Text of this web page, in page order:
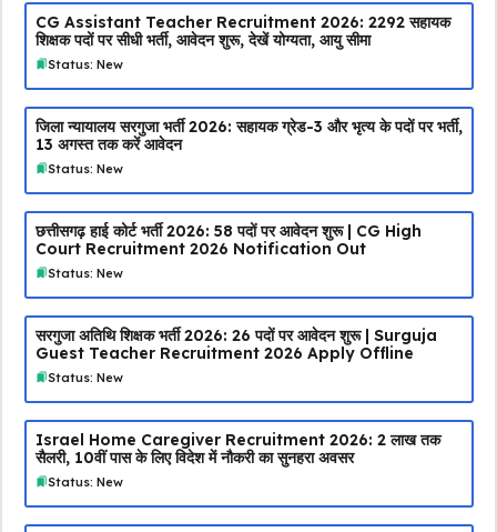
CG Assistant Teacher Recruitment 2026: 2292 सहायक
शिक्षक पदों पर सीधी भर्ती, आवेदन शुरू, देखें योग्यता, आयु सीमा
Status: New
जिला न्यायालय सरगुजा भर्ती 2026: सहायक ग्रेड-3 और भृत्य के पदों पर भर्ती,
13 अगस्त तक करें आवेदन
Status: New
छत्तीसगढ़ हाई कोर्ट भर्ती 2026: 58 पदों पर आवेदन शुरू | CG High
Court Recruitment 2026 Notification Out
Status: New
सरगुजा अतिथि शिक्षक भर्ती 2026: 26 पदों पर आवेदन शुरू | Surguja
Guest Teacher Recruitment 2026 Apply Offline
Status: New
Israel Home Caregiver Recruitment 2026: ₹2 लाख तक
सैलरी, 10वीं पास के लिए विदेश में नौकरी का सुनहरा अवसर
Status: New